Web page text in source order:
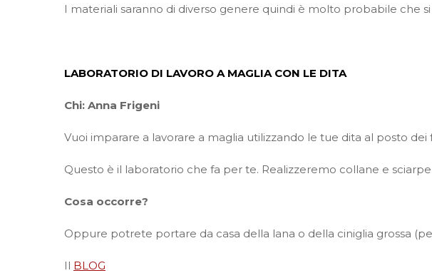
I materiali saranno di diverso genere quindi è molto probabile che
LABORATORIO DI LAVORO A MAGLIA CON LE DITA
Chi: Anna Frigeni
Vuoi imparare a lavorare a maglia utilizzando le tue dita al posto dei
Questo è il laboratorio che fa per te. Realizzeremo collane e
Cosa occorre?
Oppure potrete portare da casa della lana o della ciniglia grossa
Il BLOG